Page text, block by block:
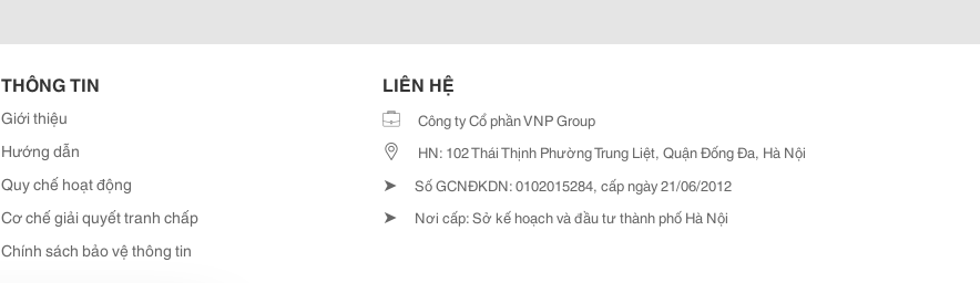
THÔNG TIN
Giới thiệu
Hướng dẫn
Quy chế hoạt động
Cơ chế giải quyết tranh chấp
Chính sách bảo vệ thông tin
LIÊN HỆ
Công ty Cổ phần VNP Group
HN: 102 Thái Thịnh Phường Trung Liệt, Quận Đống Đa, Hà Nội
➤ Số GCNĐKDN: 0102015284, cấp ngày 21/06/2012
➤ Nơi cấp: Sở kế hoạch và đầu tư thành phố Hà Nội